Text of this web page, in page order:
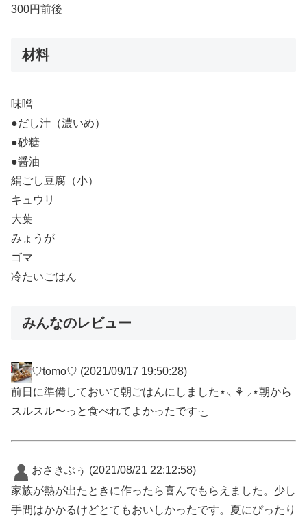
300円前後
材料
味噌
●だし汁（濃いめ）
●砂糖
●醤油
絹ごし豆腐（小）
キュウリ
大葉
みょうが
ゴマ
冷たいごはん
みんなのレビュー
♡tomo♡ (2021/09/17 19:50:28)
前日に準備しておいて朝ごはんにしました⋆⸜ ⚘ ⸝⋆朝から
スルスル〜っと食べれてよかったです·͜·
おさきぶぅ (2021/08/21 22:12:58)
家族が熱が出たときに作ったら喜んでもらえました。少し
手間はかかるけどとてもおいしかったです。夏にぴったり